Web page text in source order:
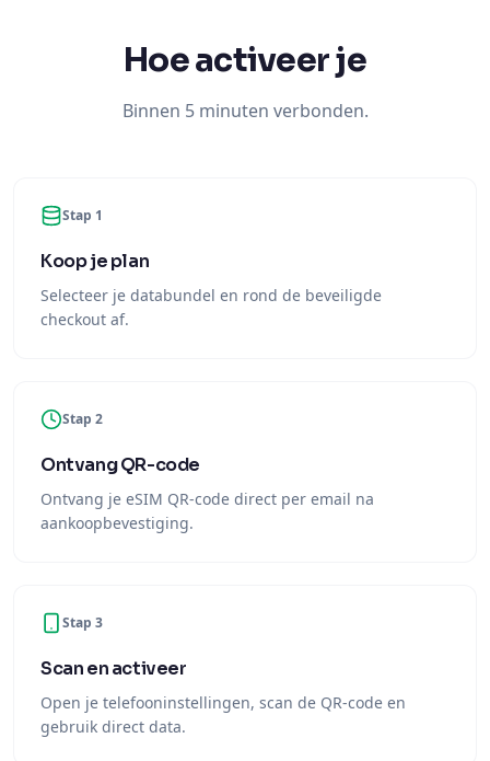
Hoe activeer je
Binnen 5 minuten verbonden.
Stap 1
Koop je plan
Selecteer je databundel en rond de beveiligde
checkout af.
Stap 2
Ontvang QR-code
Ontvang je eSIM QR-code direct per email na
aankoopbevestiging.
Stap 3
Scan en activeer
Open je telefooninstellingen, scan de QR-code en
gebruik direct data.